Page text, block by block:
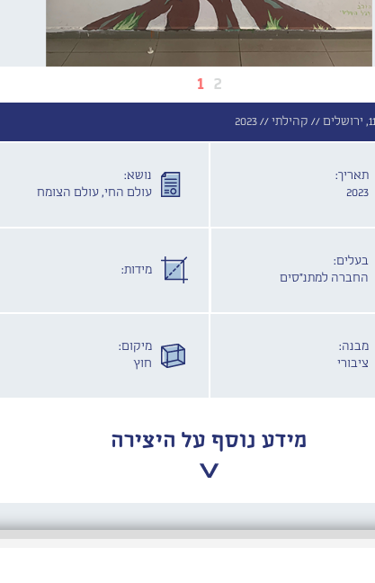
1 2
קהילתי //2023
תאריך:
2023
נושא:
עולם החי, עולם הצומח
בעלים:
החברה למתנ"סים
מידות:
מבנה:
ציבורי
מיקום:
חוץ
מידע נוסף על היצירה